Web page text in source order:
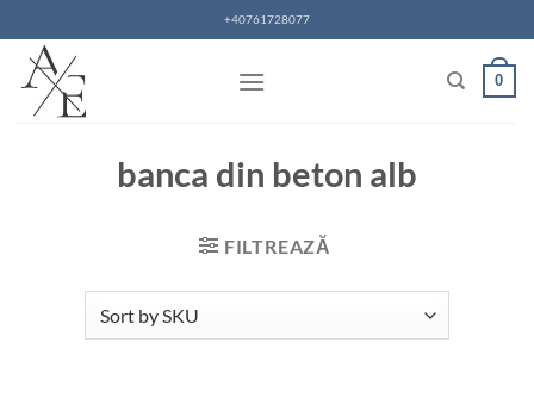
to
content
+40761728077
0
banca din beton alb
FILTREAZĂ